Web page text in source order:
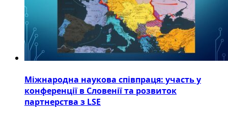
Міжнародна наукова співпраця: участь у
конференції в Словенії та розвиток
партнерства з LSE